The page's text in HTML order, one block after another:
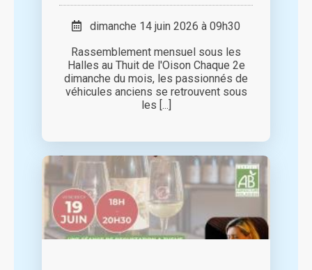
dimanche 14 juin 2026 à 09h30
Rassemblement mensuel sous les
Halles au Thuit de l'Oison Chaque 2e
dimanche du mois, les passionnés de
véhicules anciens se retrouvent sous
les [...]